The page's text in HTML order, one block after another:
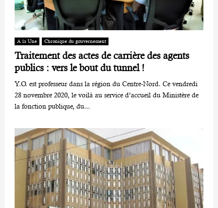
A la Une Chronique du gouvernement
Traitement des actes de carrière des agents
publics : vers le bout du tunnel !
Y.O. est professeur dans la région du Centre-Nord. Ce vendredi
28 novembre 2020, le voilà au service d’accueil du Ministère de
la fonction publique, du...